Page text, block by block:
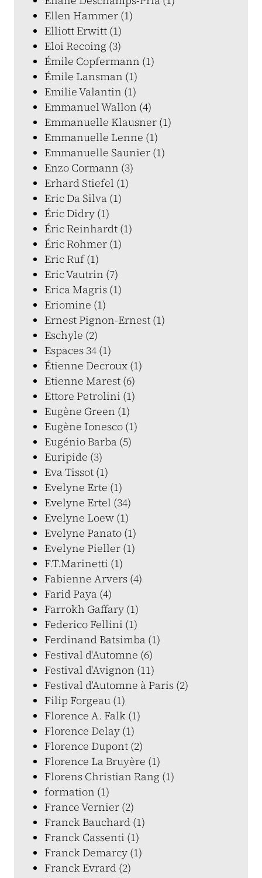
Ellen Hammer (1)
Elliott Erwitt (1)
Eloi Recoing (3)
Émile Copfermann (1)
Émile Lansman (1)
Emilie Valantin (1)
Emmanuel Wallon (4)
Emmanuelle Klausner (1)
Emmanuelle Lenne (1)
Emmanuelle Saunier (1)
Enzo Cormann (3)
Erhard Stiefel (1)
Eric Da Silva (1)
Éric Didry (1)
Éric Reinhardt (1)
Éric Rohmer (1)
Eric Ruf (1)
Eric Vautrin (7)
Erica Magris (1)
Eriomine (1)
Ernest Pignon-Ernest (1)
Eschyle (2)
Espaces 34 (1)
Étienne Decroux (1)
Etienne Marest (6)
Ettore Petrolini (1)
Eugène Green (1)
Eugène Ionesco (1)
Eugénio Barba (5)
Euripide (3)
Eva Tissot (1)
Evelyne Erte (1)
Evelyne Ertel (34)
Evelyne Loew (1)
Evelyne Panato (1)
Evelyne Pieller (1)
F.T.Marinetti (1)
Fabienne Arvers (4)
Farid Paya (4)
Farrokh Gaffary (1)
Federico Fellini (1)
Ferdinand Batsimba (1)
Festival d'Automne (6)
Festival d'Avignon (11)
Festival d’Automne à Paris (2)
Filip Forgeau (1)
Florence A. Falk (1)
Florence Delay (1)
Florence Dupont (2)
Florence La Bruyère (1)
Florens Christian Rang (1)
formation (1)
France Vernier (2)
Franck Bauchard (1)
Franck Cassenti (1)
Franck Demarcy (1)
Franck Evrard (2)